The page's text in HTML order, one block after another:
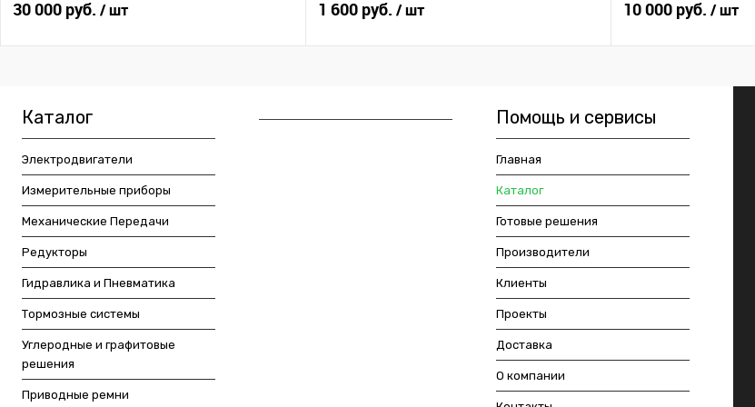
30 000 руб. / шт 1 600 руб. / шт 10 000 руб. / шт
Каталог
Электродвигатели
Измерительные приборы
Механические Передачи
Редукторы
Гидравлика и Пневматика
Тормозные системы
Углеродные и графитовые
решения
Приводные ремни
Помощь и сервисы
Главная
Каталог
Готовые решения
Производители
Клиенты
Проекты
Доставка
О компании